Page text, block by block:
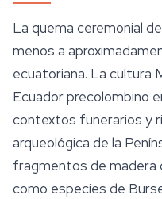
La quema ceremonial
menos a
ecuatoriana. La cultura
Ecuador precolombino
contextos funerarios y
arqueológica de la
fragmentos de madera
como especies de